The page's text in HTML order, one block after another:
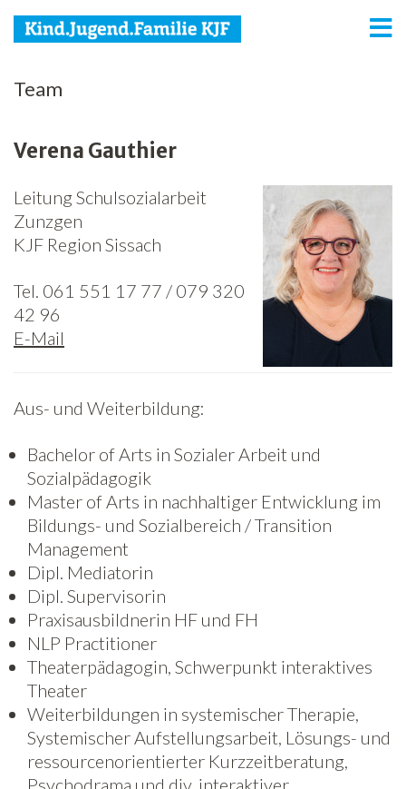
KJF
Jugend
Familie
Media
Agenda
Netzwerk
Jobs
Freiwilligenarbeit
News
Newsletter
Team
Verena Gauthier
Leitung Schulsozialarbeit
Zunzgen
KJF Region Sissach
Tel. 061 551 17 77 / 079 320
42 96
E-Mail
Aus- und Weiterbildung:
Bachelor of Arts in Sozialer Arbeit und
Sozialpädagogik
Master of Arts in nachhaltiger Entwicklung im
Bildungs- und Sozialbereich / Transition
Management
Dipl. Mediatorin
Dipl. Supervisorin
Praxisausbildnerin HF und FH
NLP Practitioner
Theaterpädagogin, Schwerpunkt interaktives
Theater
Weiterbildungen in systemischer Therapie,
Systemischer Aufstellungsarbeit, Lösungs- und
ressourcenorientierter Kurzzeitberatung,
Psychodrama und div. interaktiver